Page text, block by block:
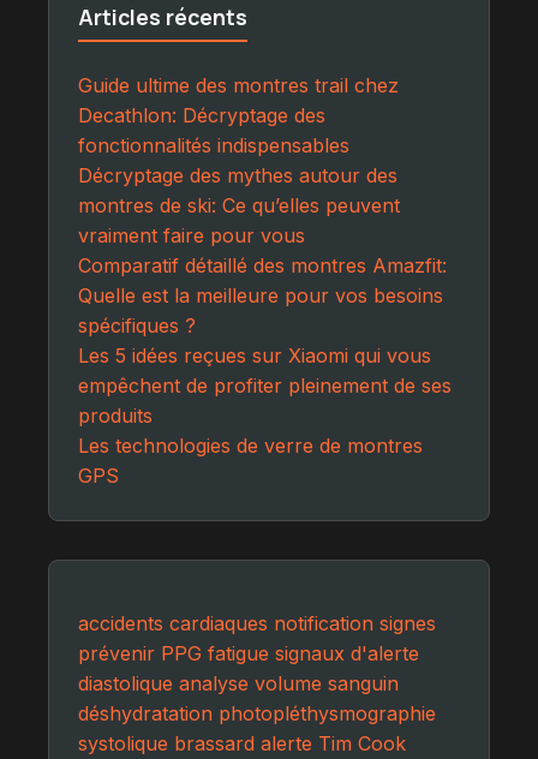
Articles récents
Guide ultime des montres trail chez
Decathlon: Décryptage des
fonctionnalités indispensables
Décryptage des mythes autour des
montres de ski: Ce qu’elles peuvent
vraiment faire pour vous
Comparatif détaillé des montres Amazfit:
Quelle est la meilleure pour vos besoins
spécifiques ?
Les 5 idées reçues sur Xiaomi qui vous
empêchent de profiter pleinement de ses
produits
Les technologies de verre de montres
GPS
accidents cardiaques notification signes
prévenir PPG fatigue signaux d'alerte
diastolique analyse volume sanguin
déshydratation photopléthysmographie
systolique brassard alerte Tim Cook